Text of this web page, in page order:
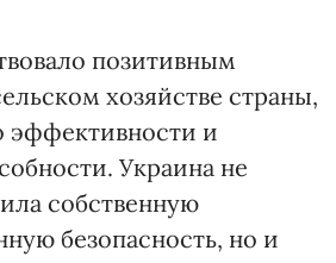
позитивным
хозяйстве страны,
и
Украина не
собственную
безопасность, но и